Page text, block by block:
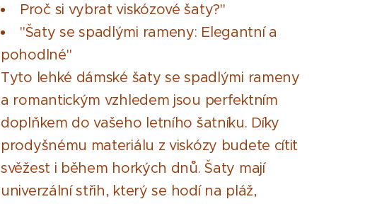
Proč si vybrat viskózové šaty?"
"Šaty se spadlými rameny: Elegantní a
pohodlné"
Tyto lehké dámské šaty se spadlými rameny
a romantickým vzhledem jsou perfektním
doplňkem do vašeho letního šatníku. Díky
prodyšnému materiálu z viskózy budete cítit
svěžest i během horkých dnů. Šaty mají
univerzální střih, který se hodí na pláž,